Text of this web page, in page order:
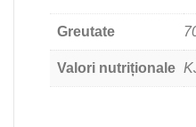
Greutate
Valori nutriționale